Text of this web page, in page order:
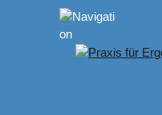
Startseite